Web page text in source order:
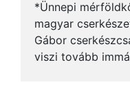
*Ünnepi
magyar
Gábor
viszi tovább